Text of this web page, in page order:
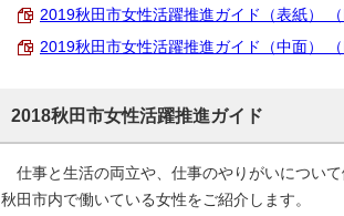
2019秋田市女性活躍推進ガイド（表紙） （
2019秋田市女性活躍推進ガイド（中面） （
2018秋田市女性活躍推進ガイド
仕事と生活の両立や、仕事のやりがいについ
秋田市内で働いている女性をご紹介します。